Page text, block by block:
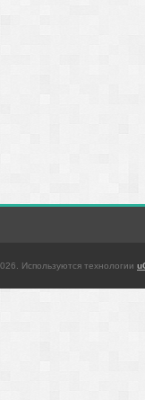
Используются технологии